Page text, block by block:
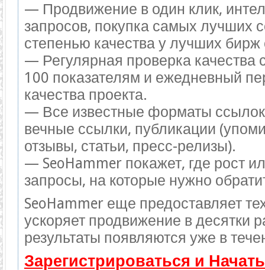
— Продвижение в один клик,
запросов, покупка самых лучших
степенью качества у лучших бирж
— Регулярная проверка качества
100 показателям и ежедневный
качества проекта.
— Все известные форматы
вечные ссылки, публикации
отзывы, статьи, пресс-релизы).
— SeoHammer покажет, где рост
запросы, на которые нужно
SeoHammer еще предоставляет
ускоряет продвижение в десятки
результаты появляются уже в
Зарегистрироваться и